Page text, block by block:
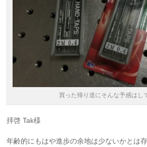
買った帰り道にそんな予感はし
拝啓 Tak様
年齢的にもはや進歩の余地は少ないかとは